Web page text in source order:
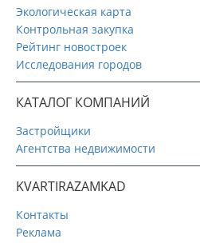
Экологическая карта
Контрольная закупка
Рейтинг новостроек
Исследования городов
КАТАЛОГ КОМПАНИЙ
Застройщики
Агентства недвижимости
KVARTIRAZAMKAD
Контакты
Реклама